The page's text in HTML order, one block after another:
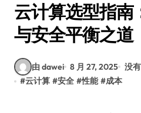
云计算选型指南
与安全平衡之道
由 dawei 8 月 27, 2025 没
#云计算 #安全 #性能 #成本